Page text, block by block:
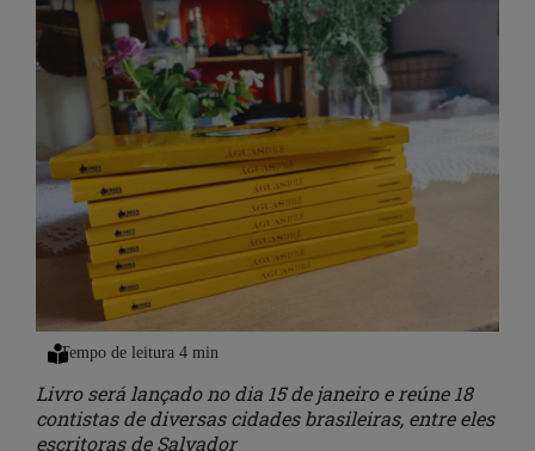
Livro será lançado no dia 15 de janeiro e reúne 18
contistas de diversas cidades brasileiras, entre eles
escritoras de Salvador